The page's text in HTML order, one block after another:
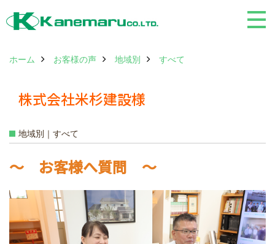
ホーム お客様の声 地域別 すべて
株式会社米杉建設様
地域別｜すべて
～ お客様へ質問 ～